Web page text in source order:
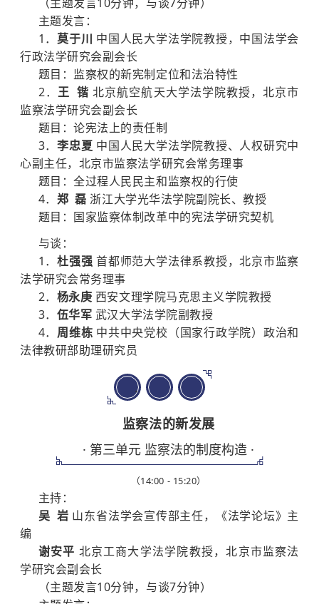
主题发言：
1． 莫于川 中国人民大学法学院教授，中国法学会
行政法学研究会副会长
题目：监察权的新宪制定位和法治特性
2． 王 锴 北京航空航天大学法学院教授，北京市
监察法学研究会副会长
题目：论宪法上的责任制
3．李忠夏 中国人民大学法学院教授、人权研究中
心副主任，北京市监察法学研究会常务理事
题目：全过程人民民主和监察权的行使
4． 郑 磊 浙江大学光华法学院副院长、教授
题目：国家监察体制改革中的宪法学研究契机
与谈：
1．杜强强 首都师范大学法律系教授，北京市监察
法学研究会常务理事
2． 杨永庚 西安文理学院马克思主义学院教授
3． 伍华军 武汉大学法学院副教授
4．周维栋 中共中央党校（国家行政学院）政治和
法律教研部助理研究员
下 半
场
监察法的新发展
· 第三单元 监察法的制度构造 ·
（14:00 - 15:20）
主持：
吴 岩 山东省法学会宣传部主任，《法学论坛》主
编
谢安平 北京工商大学法学院教授，北京市监察法
学研究会副会长
（主题发言10分钟，与谈7分钟）